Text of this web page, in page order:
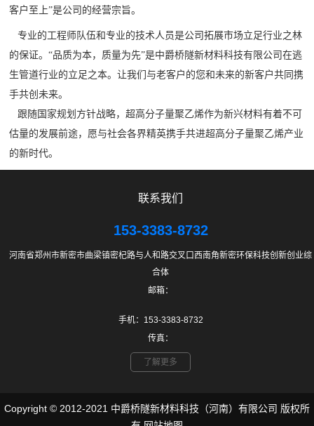
客户至上”是公司的经营宗旨。
专业的工程师队伍和专业的技术人员是公司拓展市场立足行业之林
的保证。“品质为本，质量为先”是中爵桥隧新材料科技有限公司在逃
生管道行业的立足之本。让我们与老客户的您和未来的新客户共同携
手共创未来。
跟随国家规划方针战略，超高分子量聚乙烯作为新兴材料有着不可
估量的发展前途，愿与社会各界精英携手共进超高分子量聚乙烯产业
的新时代。
联系我们
153-3383-8732
河南省郑州市新密市曲梁镇密杞路与人和路交叉口西南角新密环保科技创新创业综
合体
邮箱：
手机：153-3383-8732
传真：
了解更多
Copyright © 2012-2021 中爵桥隧新材料科技（河南）有限公司 版权所